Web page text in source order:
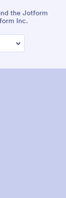
the Jotform
Inc.